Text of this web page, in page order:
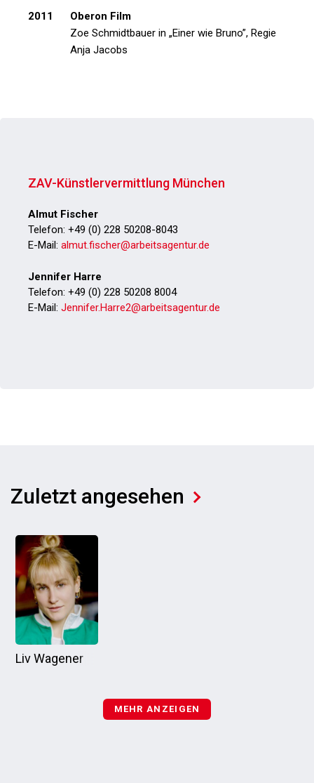
2011
Oberon Film
Zoe Schmidtbauer in „Einer wie Bruno”, Regie
Anja Jacobs
ZAV-Künstlervermittlung München
Almut Fischer
Telefon: +49 (0) 228 50208-8043
E-Mail: almut.fischer@arbeitsagentur.de
Jennifer Harre
Telefon: +49 (0) 228 50208 8004
E-Mail: Jennifer.Harre2@arbeitsagentur.de
Zuletzt angesehen
Liv Wagener
MEHR ANZEIGEN